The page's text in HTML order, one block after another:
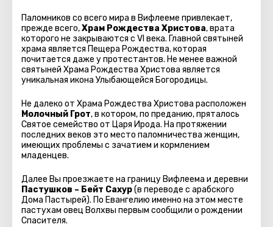
Паломников со всего мира в Вифлееме привлекает,
прежде всего,Храм Рождества Христова, врата
которого не закрываются с VI века. Главной святыней
храма является Пещера Рождества, которая
почитается даже у протестантов. Не менее важной
святыней Храма Рождества Христова является
уникальная икона Улыбающейся Богородицы.
Не далеко от Храма Рождества Христова расположен
Молочный Грот, в котором, по преданию, пряталось
Святое семейство от Царя Ирода. На протяжении
последних веков это место паломничества женщин,
имеющих проблемы с зачатием и кормлением
младенцев.
Далее Вы проезжаете на границу Вифлеема и деревни
Пастушков – Бейт Сахур(в переводе с арабского
Дома Пастырей). По Евангелию именно на этом месте
пастухам овец Волхвы первым сообщили о рождении
Спасителя.